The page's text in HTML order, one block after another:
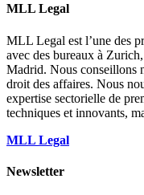
MLL Legal
MLL Legal est l’une des
avec des bureaux à
Madrid. Nous conseillons
droit des affaires. Nous
expertise sectorielle de
techniques et innovants,
MLL Legal
Newsletter